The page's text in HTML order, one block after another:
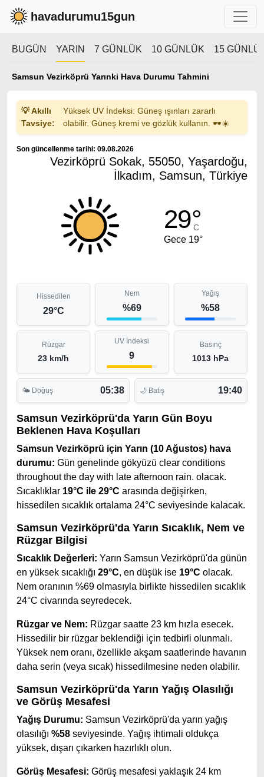
havadurumu15gun
BUGÜN YARIN 7 GÜNLÜK 10 GÜNLÜK 15
Samsun Vezirköprü Yarınki Hava Durumu Tahmini
💡 Akıllı
Tavsiye:
Yüksek UV İndeksi: Güneş ışınları zararlı
olabilir. Güneş kremi ve gözlük kullanın. 🕶️☀️
Son güncellenme tarihi: 09.08.2026
Vezirköprü Sokak, 55050, Yaşardoğu,
İlkadım, Samsun, Türkiye
29°
C
Gece 19°
Hissedilen
29°C
Nem
%69
Yağış
%58
Rüzgar
23 km/h
UV İndeksi
9
Basınç
1013 hPa
🌤 Doğuş 05:38 🌙 Batış 19:40
Samsun Vezirköprü'da Yarın Gün Boyu
Beklenen Hava Koşulları
Samsun Vezirköprü için Yarın (10 Ağustos) hava
durumu: Gün genelinde gökyüzü clear conditions
throughout the day with late afternoon rain. olacak.
Sıcaklıklar 19°C ile 29°C arasında değişirken,
hissedilen sıcaklık ortalama 24°C seviyesinde kalacak.
Samsun Vezirköprü'da Yarın Sıcaklık, Nem ve
Rüzgar Bilgisi
Sıcaklık Değerleri: Yarın Samsun Vezirköprü'da günün
en yüksek sıcaklığı 29°C, en düşük ise 19°C olacak.
Nem oranının %69 olmasıyla birlikte hissedilen sıcaklık
24°C civarında seyredecek.
Rüzgar ve Nem: Rüzgar saatte 23 km hızla esecek.
Hissedilir bir rüzgar beklendiği için tedbirli olunmalı.
Yüksek nem oranı, özellikle akşam saatlerinde havanın
daha serin (veya sıcak) hissedilmesine neden olabilir.
Samsun Vezirköprü'da Yarın Yağış Olasılığı
ve Görüş Mesafesi
Yağış Durumu: Samsun Vezirköprü'da yarın yağış
olasılığı %58 seviyesinde. Yağış ihtimali oldukça
yüksek, dışarı çıkarken hazırlıklı olun.
Görüş Mesafesi: Görüş mesafesi yaklaşık 24 km